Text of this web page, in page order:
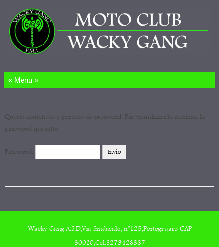
Salta al contenuto
Questo contenuto è protetto da password. Per visualizzarlo inserisci la
password qui sotto.
Password:
Wacky Gang A.S.D,Via Sindacale, n°125,Portogruaro CAP
30020,Cel:3273428387